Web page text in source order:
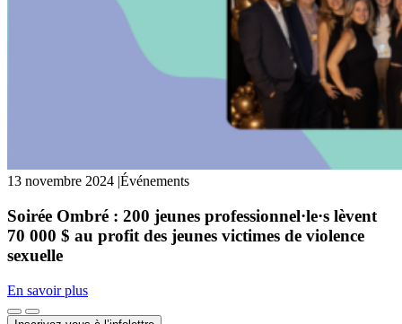
13 novembre 2024 |Événements
Soirée Ombré : 200 jeunes professionnel·le·s lèvent
70 000 $ au profit des jeunes victimes de violence
sexuelle
En savoir plus